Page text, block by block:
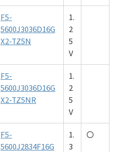
F5-
5600J3036D16G
X2-TZ5N
1.
2
5
V
F5-
5600J3036D16G
X2-TZ5NR
1.
2
5
V
F5-
5600J2834F16G
1.
3
〇